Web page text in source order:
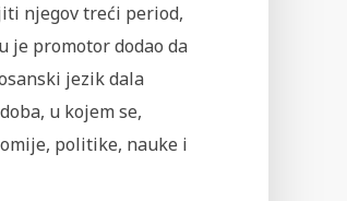
njegov treći period,
je promotor dodao da
jezik dala
u kojem se,
politike, nauke i